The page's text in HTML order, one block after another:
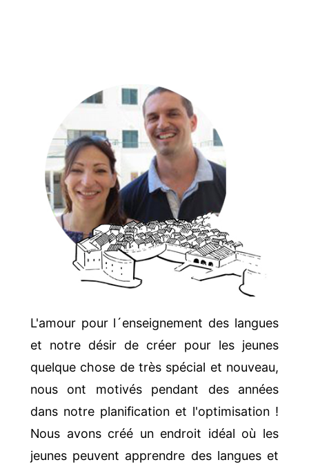
L'amour pour l´enseignement des langues
et notre désir de créer pour les jeunes
quelque chose de très spécial et nouveau,
nous ont motivés pendant des années
dans notre planification et l'optimisation !
Nous avons créé un endroit idéal où les
jeunes peuvent apprendre des langues et